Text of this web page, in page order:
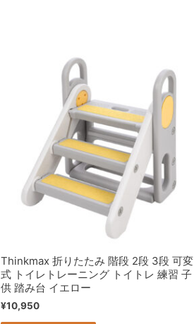
Thinkmax 折りたたみ 階段 2段 3段 可変
式 トイレトレーニング トイトレ 練習 子
供 踏み台 イエロー
¥10,950